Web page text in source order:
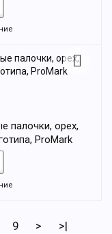
палочки, орех,
ProMark
9 > >|